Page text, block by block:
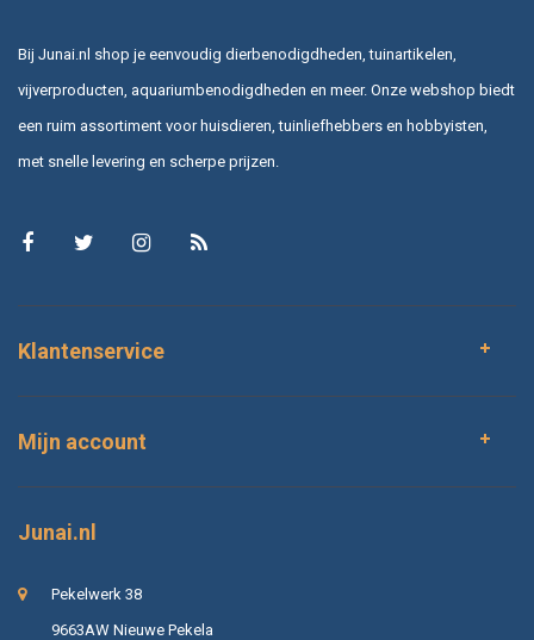
Bij Junai.nl shop je eenvoudig dierbenodigdheden, tuinartikelen,
vijverproducten, aquariumbenodigdheden en meer. Onze webshop biedt
een ruim assortiment voor huisdieren, tuinliefhebbers en hobbyisten,
met snelle levering en scherpe prijzen.
Klantenservice
Mijn account
Junai.nl
Pekelwerk 38
9663AW Nieuwe Pekela